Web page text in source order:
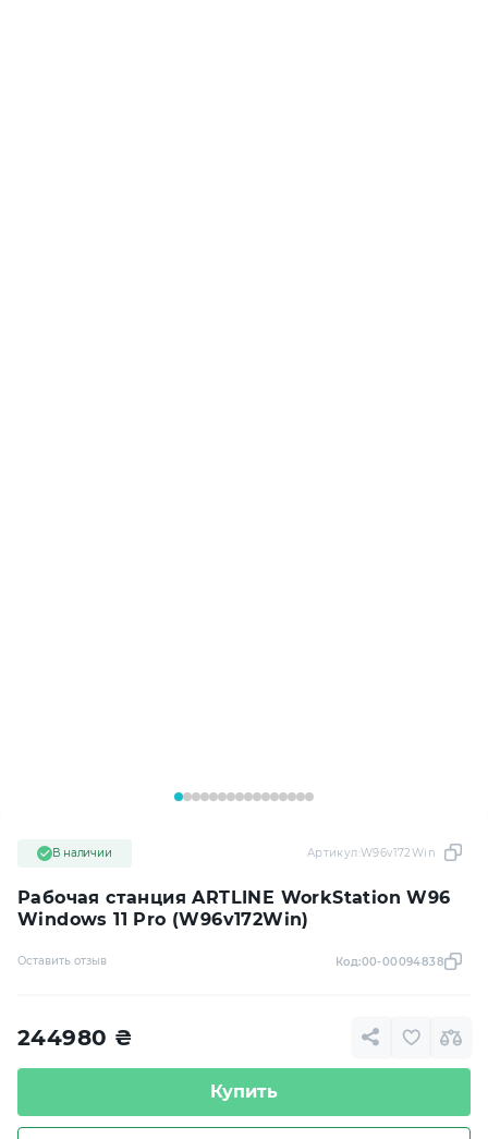
Рабочая станция ARTLINE WorkStation W96
Windows 11 Pro (W96v172Win)
В наличии Артикул:W96v172Win
Оставить отзыв Код:00-00094838
244980 ₴
Купить